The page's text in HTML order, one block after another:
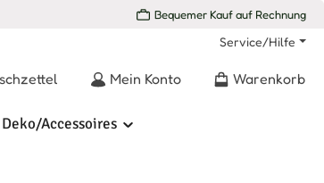
Bequemer Kauf auf Rechnung
Service/Hilfe
Du hast 0 Produkte auf dem Merkzettel
Mein Konto Warenkorb
Deko/Accessoires